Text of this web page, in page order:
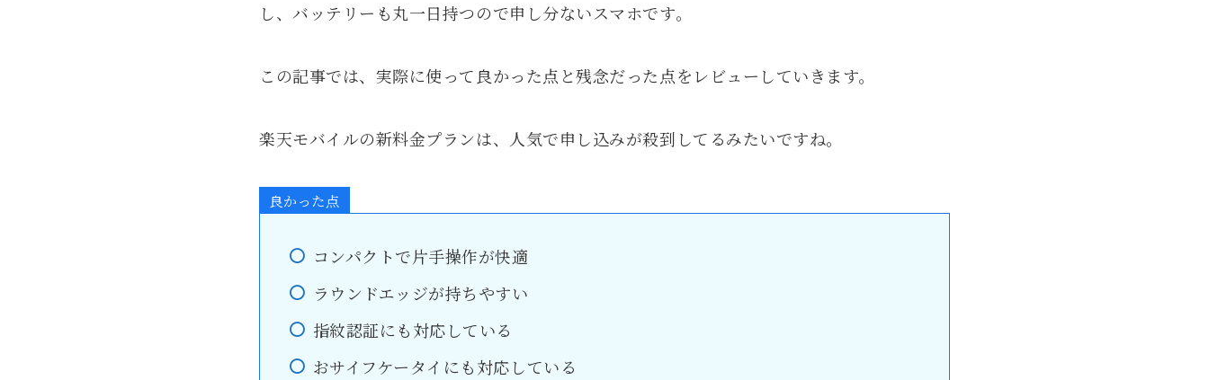
し、バッテリーも丸一日持つので申し分ないスマホです。
この記事では、実際に使って良かった点と残念だった点をレビューしていきます。
楽天モバイルの新料金プランは、人気で申し込みが殺到してるみたいですね。
良かった点
コンパクトで片手操作が快適
ラウンドエッジが持ちやすい
指紋認証にも対応している
おサイフケータイにも対応している